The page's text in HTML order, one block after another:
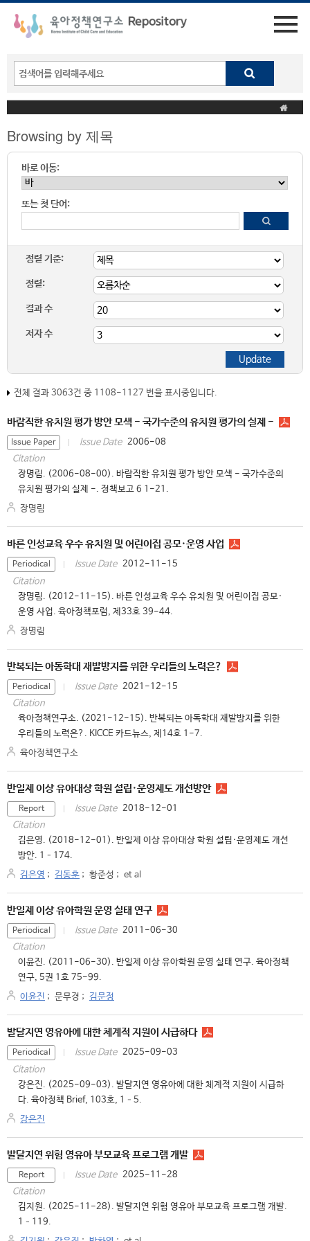
Browsing by 제목
바로 이동:
또는 첫 단어:
정렬 기준:
정렬:
결과 수
저자 수
전체 결과 3063건 중 1108-1127 번을 표시중입니다.
바람직한 유치원 평가 방안 모색 - 국가수준의 유치원 평가의 실제 -
Issue Paper Issue Date 2006-08
Citation
장명림. (2006-08-00). 바람직한 유치원 평가 방안 모색 - 국가수준의
유치원 평가의 실제 -. 정책보고 6 1-21.
장명림
바른 인성교육 우수 유치원 및 어린이집 공모·운영 사업
Periodical Issue Date 2012-11-15
Citation
장명림. (2012-11-15). 바른 인성교육 우수 유치원 및 어린이집 공모·
운영 사업. 육아정책포럼, 제33호 39-44.
장명림
반복되는 아동학대 재발방지를 위한 우리들의 노력은?
Periodical Issue Date 2021-12-15
Citation
육아정책연구소. (2021-12-15). 반복되는 아독학대 재발방지를 위한
우리들의 노력은?. KICCE 카드뉴스, 제14호 1-7.
육아정책연구소
반일제 이상 유아대상 학원 설립·운영제도 개선방안
Report Issue Date 2018-12-01
Citation
김은영. (2018-12-01). 반일제 이상 유아대상 학원 설립·운영제도 개선
방안. 1–174.
김은영 ; 김동훈 ; 황준성 ; et al
반일제 이상 유아학원 운영 실태 연구
Periodical Issue Date 2011-06-30
Citation
이윤진. (2011-06-30). 반일제 이상 유아학원 운영 실태 연구. 육아정책
연구, 5권 1호 75-99.
이윤진 ; 문무경 ; 김문정
발달지연 영유아에 대한 체계적 지원이 시급하다
Periodical Issue Date 2025-09-03
Citation
강은진. (2025-09-03). 발달지연 영유아에 대한 체계적 지원이 시급하
다. 육아정책 Brief, 103호, 1–5.
강은진
발달지연 위험 영유아 부모교육 프로그램 개발
Report Issue Date 2025-11-28
Citation
김지원. (2025-11-28). 발달지연 위험 영유아 부모교육 프로그램 개발.
1–119.